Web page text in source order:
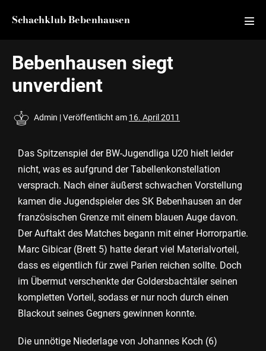
Schachklub Bebenhausen
Bebenhausen siegt
unverdient
Admin |Veröffentlicht am 16. April 2011
Das Spitzenspiel der BW-Jugendliga U20 hielt leider
nicht, was es aufgrund der Tabellenkonstellation
versprach. Nach einer äußerst schwachen Vorstellung
kamen die Jugendspieler des SK Bebenhausen an der
französischen Grenze mit einem blauen Auge davon.
Der Auftakt des Matches begann mit einer Horrorpartie.
Marc Gibicar (Brett 5) hatte derart viel Materialvorteil,
dass es eigentlich für zwei Parien reichen sollte. Doch
im Übermut verschenkte der Goldersbachtäler seinen
kompletten Vorteil, sodass er nur noch durch einen
Blackout seines Gegners gewinnen konnte.
Die unnötige Niederlage von Johannes Koch (6)